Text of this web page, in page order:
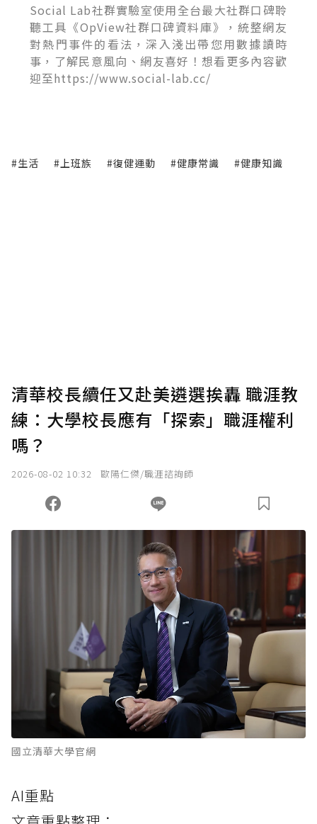
Social Lab社群實驗室使用全台最大社群口碑聆
聽工具《OpView社群口碑資料庫》，統整網友
對熱門事件的看法，深入淺出帶您用數據讀時
事，了解民意風向、網友喜好！想看更多內容歡
迎至https://www.social-lab.cc/
#生活 #上班族 #復健運動 #健康常識 #健康知識
清華校長續任又赴美遴選挨轟 職涯教
練：大學校長應有「探索」職涯權利
嗎？
2026-08-02 10:32 歐陽仁傑/職涯諮詢師
國立清華大學官網
AI重點